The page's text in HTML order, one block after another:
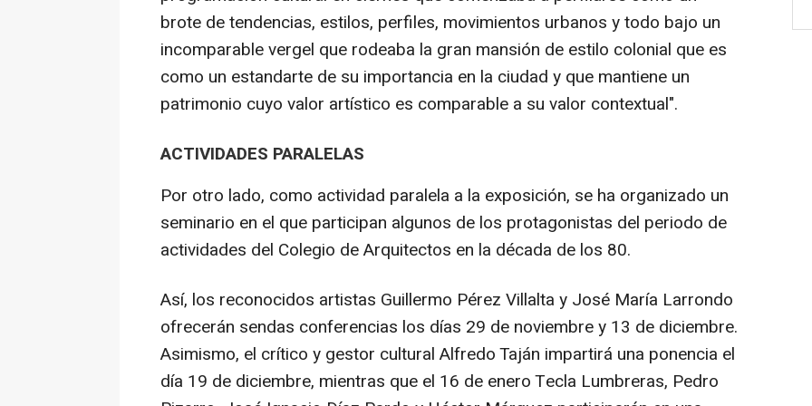
brote de tendencias, estilos, perfiles, movimientos urbanos y todo bajo un
incomparable vergel que rodeaba la gran mansión de estilo colonial que es
como un estandarte de su importancia en la ciudad y que mantiene un
patrimonio cuyo valor artístico es comparable a su valor contextual".
ACTIVIDADES PARALELAS
Por otro lado, como actividad paralela a la exposición, se ha organizado un
seminario en el que participan algunos de los protagonistas del periodo de
actividades del Colegio de Arquitectos en la década de los 80.
Así, los reconocidos artistas Guillermo Pérez Villalta y José María Larrondo
ofrecerán sendas conferencias los días 29 de noviembre y 13 de diciembre.
Asimismo, el crítico y gestor cultural Alfredo Taján impartirá una ponencia el
día 19 de diciembre, mientras que el 16 de enero Tecla Lumbreras, Pedro